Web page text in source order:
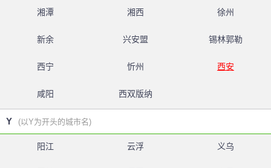
湘潭 湘西 徐州
新余 兴安盟 锡林郭勒
西宁 忻州 西安
咸阳 西双版纳
Y (以Y为开头的城市名)
阳江 云浮 义乌